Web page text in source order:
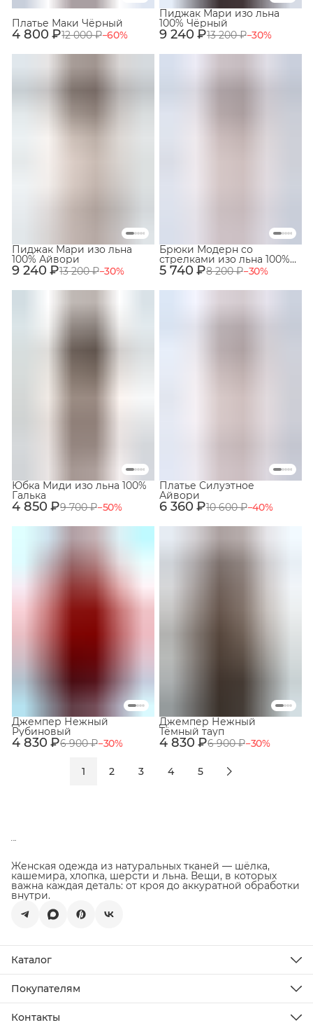
4 800 ₽12 000 ₽−60%
Платье Маки Чёрный
9 240 ₽13 200 ₽−30%
Пиджак Мари изо льна
100% Чёрный
9 240 ₽13 200 ₽−30%
Пиджак Мари изо льна
100% Айвори
5 740 ₽8 200 ₽−30%
Брюки Модерн со
стрелками изо льна 100%
Айвори
4 850 ₽9 700 ₽−50%
Юбка Миди изо льна 100%
Галька
6 360 ₽10 600 ₽−40%
Платье Силуэтное
Айвори
4 830 ₽6 900 ₽−30%
Джемпер Нежный
Рубиновый
4 830 ₽6 900 ₽−30%
Джемпер Нежный
Тёмный тауп
1 2 3 4 5
Женская одежда из натуральных тканей — шёлка,
кашемира, хлопка, шерсти и льна. Вещи, в которых
важна каждая деталь: от кроя до аккуратной обработки
внутри.
Каталог
Новинки
Распродажа
Подарочная карта
Покупателям
Доставка
Оплата
Контакты